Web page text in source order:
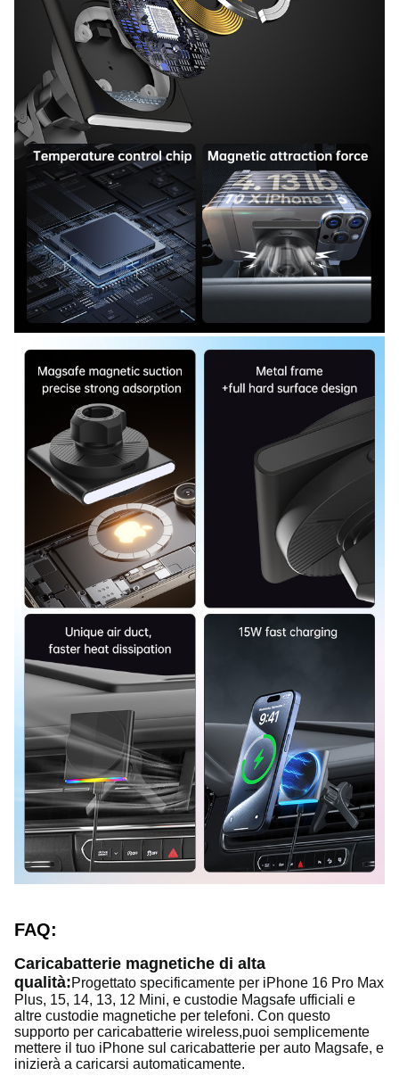
FAQ:
Caricabatterie magnetiche di alta
qualità:Progettato specificamente per iPhone 16 Pro Max
Plus, 15, 14, 13, 12 Mini, e custodie Magsafe ufficiali e
altre custodie magnetiche per telefoni. Con questo
supporto per caricabatterie wireless,puoi semplicemente
mettere il tuo iPhone sul caricabatterie per auto Magsafe, e
inizierà a caricarsi automaticamente.